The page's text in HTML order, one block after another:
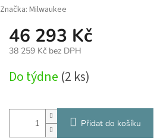
Značka:Milwaukee
46 293 Kč
38 259 Kč bez DPH
cena:
Do týdne (2 ks)
Přidat do košíku